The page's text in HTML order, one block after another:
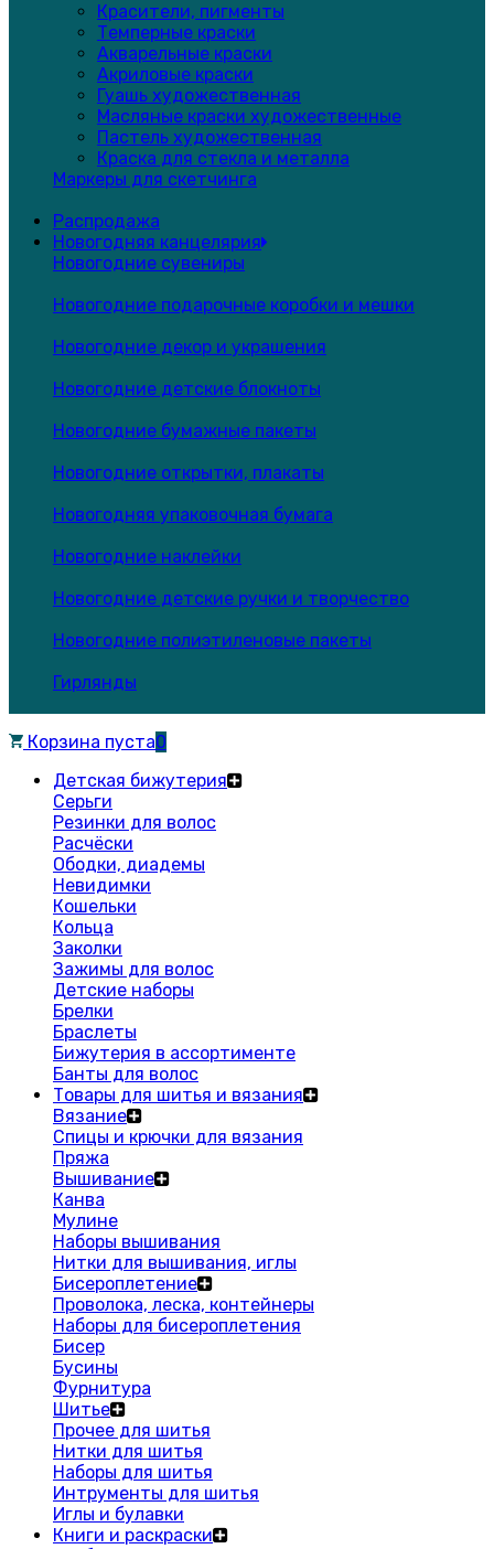
Красители, пигменты
Темперные краски
Акварельные краски
Акриловые краски
Гуашь художественная
Масляные краски художественные
Пастель художественная
Краска для стекла и металла
Маркеры для скетчинга
Распродажа
Новогодняя канцелярия
Новогодние сувениры
Новогодние подарочные коробки и мешки
Новогодние декор и украшения
Новогодние детские блокноты
Новогодние бумажные пакеты
Новогодние открытки, плакаты
Новогодняя упаковочная бумага
Новогодние наклейки
Новогодние детские ручки и творчество
Новогодние полиэтиленовые пакеты
Гирлянды
Корзина пуста0
Детская бижутерия
Серьги
Резинки для волос
Расчёски
Ободки, диадемы
Невидимки
Кошельки
Кольца
Заколки
Зажимы для волос
Детские наборы
Брелки
Браслеты
Бижутерия в ассортименте
Банты для волос
Товары для шитья и вязания
Вязание
Спицы и крючки для вязания
Пряжа
Вышивание
Канва
Мулине
Наборы вышивания
Нитки для вышивания, иглы
Бисероплетение
Проволока, леска, контейнеры
Наборы для бисероплетения
Бисер
Бусины
Фурнитура
Шитье
Прочее для шитья
Нитки для шитья
Наборы для шитья
Интрументы для шитья
Иглы и булавки
Книги и раскраски